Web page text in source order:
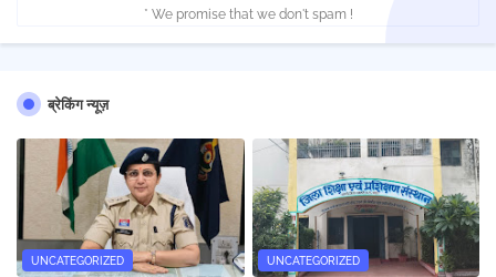
* We promise that we don't spam !
ब्रेकिंग न्यूज़
UNCATEGORIZED UNCATEGORIZED